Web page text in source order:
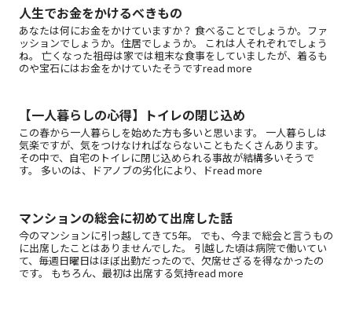
人生でお金をかけるべきもの
あなたは何にお金をかけていますか？ 食べることでしょうか。ファ
ッションでしょうか。住居でしょうか。 これは人それぞれでしょう
ね。 亡くなった祖母は家では粗末な食事をしていましたが、着るも
のや宝石にはお金をかけていたそうですread more
【一人暮らしの心得】トイレの閉じ込め
この春から一人暮らしを始めた方も多いと思います。 一人暮らしは
気楽ですが、気をつけなければならないこともたくさんあります。
その中で、自宅のトイレに閉じ込められる事故が結構多いそうで
す。 多いのは、ドアノブの劣化により、ドread more
マンションの総会に初めて出席した話
今のマンションに引っ越してきて5年。 でも、今まで総会と言うもの
に出席したことはありませんでした。 引越した頃は病院で働いてい
て、毎週日曜日はほぼ出勤だったので、欠席せざるを得なかったの
です。 もちろん、最初は出席する気持read more